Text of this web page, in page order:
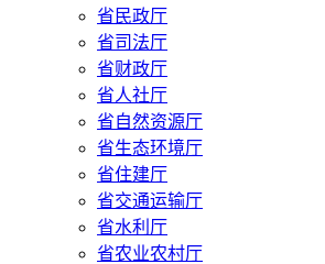
省民政厅
省司法厅
省财政厅
省人社厅
省自然资源厅
省生态环境厅
省住建厅
省交通运输厅
省水利厅
省农业农村厅